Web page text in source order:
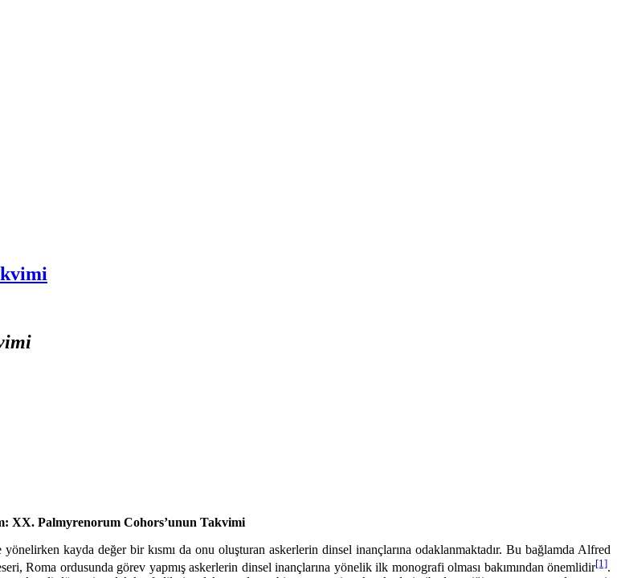
XX. Palmyrenorum Cohors’unun Takvimi
kayda değer bir kısmı da onu oluşturan askerlerin dinsel inançlarına odaklanmaktadır. Bu bağ­lamda Alfred
Roma ordusunda görev yapmış askerlerin dinsel inançlarına yönelik ilk monografi olması bakımından önemlidir[1].